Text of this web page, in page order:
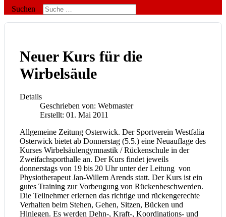
Suchen
Neuer Kurs für die
Wirbelsäule
Details
Geschrieben von: Webmaster
Erstellt: 01. Mai 2011
Allgemeine Zeitung Osterwick. Der Sportverein Westfalia
Osterwick bietet ab Donnerstag (5.5.) eine Neuauflage des
Kurses Wirbelsäulengymnastik / Rückenschule in der
Zweifachsporthalle an. Der Kurs findet jeweils
donnerstags von 19 bis 20 Uhr unter der Leitung von
Physiotherapeut Jan-Willem Arends statt. Der Kurs ist ein
gutes Training zur Vorbeugung von Rückenbeschwerden.
Die Teilnehmer erlernen das richtige und rückengerechte
Verhalten beim Stehen, Gehen, Sitzen, Bücken und
Hinlegen. Es werden Dehn-, Kraft-, Koordinations- und